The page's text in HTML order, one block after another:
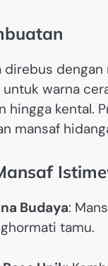
direbus
warna
hingga kental.
mansaf
Budaya:
tamu.